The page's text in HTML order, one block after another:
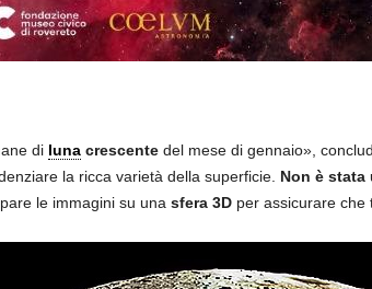
di lunacrescentedel mese di gennaio»,
la ricca varietà della superficie. Non è stata
le immagini su una sfera 3Dper assicurare che